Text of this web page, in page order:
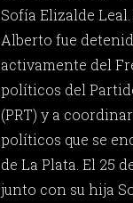
Sofía Elizalde
Alberto fue
activamente del
políticos del
(PRT) y a
políticos que se
de La Plata. El 25
junto con su hija